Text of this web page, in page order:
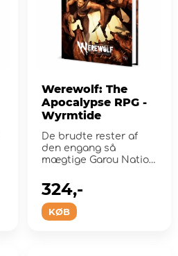
Werewolf: The
Apocalypse RPG -
Wyrmtide
De brudte rester af
den engang så
mægtige Garou Nation
KØB
324,-